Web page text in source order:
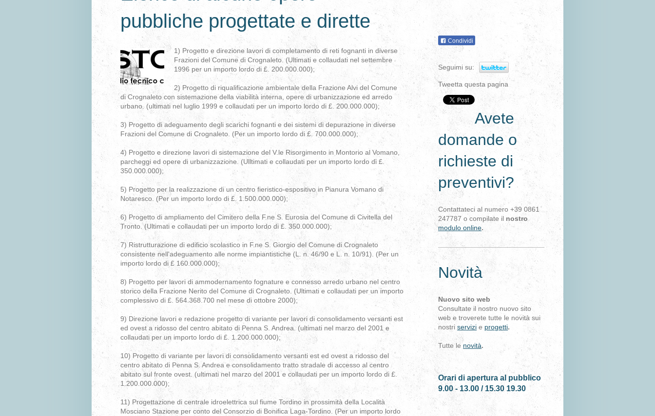
pubbliche progettate e dirette
1) Progetto e direzione lavori di completamento di reti fognanti in diverse
Frazioni del Comune di Crognaleto. (Ultimati e collaudati nel settembre
1996 per un importo lordo di £. 200.000.000);
2) Progetto di riqualificazione ambientale della Frazione Alvi del Comune
di Crognaleto con sistemazione della viabilità interna, opere di urbanizzazione ed arredo
urbano. (ultimati nel luglio 1999 e collaudati per un importo lordo di £. 200.000.000);
3) Progetto di adeguamento degli scarichi fognanti e dei sistemi di depurazione in diverse
Frazioni del Comune di Crognaleto. (Per un importo lordo di £. 700.000.000);
4) Progetto e direzione lavori di sistemazione del V.le Risorgimento in Montorio al Vomano,
parcheggi ed opere di urbanizzazione. (Ulltimati e collaudati per un importo lordo di £.
350.000.000);
5) Progetto per la realizzazione di un centro fieristico-espositivo in Pianura Vomano di
Notaresco. (Per un importo lordo di £. 1.500.000.000);
6) Progetto di ampliamento del Cimitero della F.ne S. Eurosia del Comune di Civitella del
Tronto. (Ultimati e collaudati per un importo lordo di £. 350.000.000);
7) Ristrutturazione di edificio scolastico in F.ne S. Giorgio del Comune di Crognaleto
consistente nell'adeguamento alle norme impiantistiche (L. n. 46/90 e L. n. 10/91). (Per un
importo lordo di £ 160.000.000);
8) Progetto per lavori di ammodernamento fognature e connesso arredo urbano nel centro
storico della Frazione Nerito del Comune di Crognaleto. (Ultimati e collaudati per un importo
complessivo di £. 564.368.700 nel mese di ottobre 2000);
9) Direzione lavori e redazione progetto di variante per lavori di consolidamento versanti est
ed ovest a ridosso del centro abitato di Penna S. Andrea. (ultimati nel marzo del 2001 e
collaudati per un importo lordo di £. 1.200.000.000);
10) Progetto di variante per lavori di consolidamento versanti est ed ovest a ridosso del
centro abitato di Penna S. Andrea e consolidamento tratto stradale di accesso al centro
abitato sul fronte ovest. (ultimati nel marzo del 2001 e collaudati per un importo lordo di £.
1.200.000.000);
11) Progettazione di centrale idroelettrica sul fiume Tordino in prossimità della Località
Mosciano Stazione per conto del Consorzio di Bonifica Laga-Tordino. (Per un importo lordo
Condividi
Seguimi su:
Tweetta questa pagina
Avete
domande o
richieste di
preventivi?
Contattateci al numero +39 0861
247787 o compilate il nostro
modulo online.
Novità
Nuovo sito web
Consultate il nostro nuovo sito
web e troverete tutte le novità sui
nostriservizi e progetti.
Tutte le novità.
Orari di apertura al pubblico
9.00 - 13.00 / 15.30 19.30